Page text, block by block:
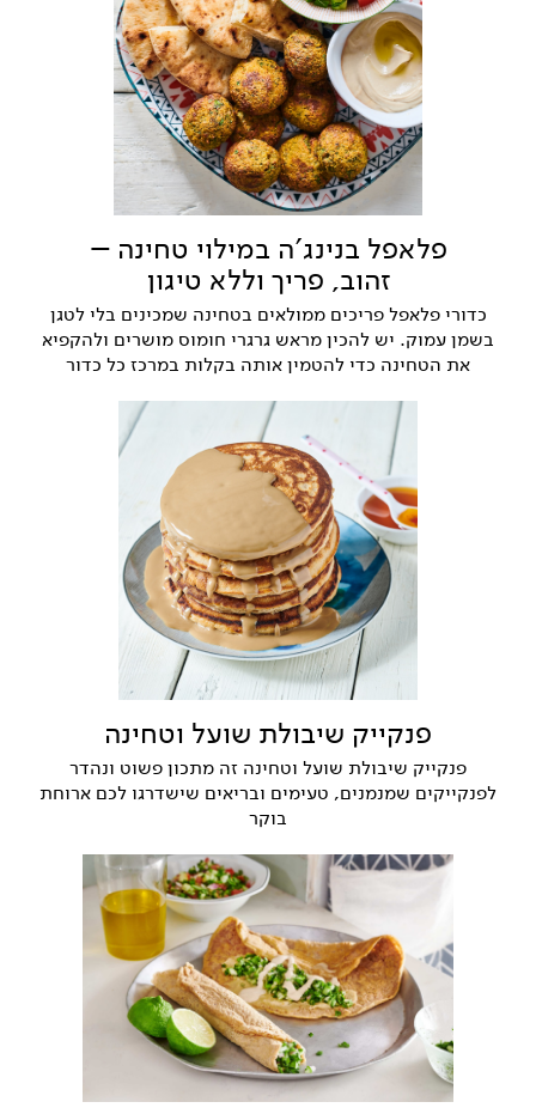
פלאפל בנינג'ה במילוי טחינה –
זהוב, פריך וללא טיגון
כדורי פלאפל פריכים ממולאים בטחינה שמכינים בלי לטגן
בשמן עמוק. יש להכין מראש גרגרי חומוס מושרים ולהקפיא
את הטחינה כדי להטמין אותה בקלות במרכז כל כדור
פנקייק שיבולת שועל וטחינה
פנקייק שיבולת שועל וטחינה זה מתכון פשוט ונהדר
לפנקייקים שמנמנים, טעימים ובריאים שישדרגו לכם ארוחת
בוקר